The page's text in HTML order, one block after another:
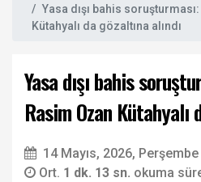
Yasa dışı bahis
Kütahyalı da gözaltına alındı
Yasa dışı bahis
Rasim Ozan Kütahyalı
14 Mayıs, 2026,
Ort. 1 dk. 13 sn. okuma